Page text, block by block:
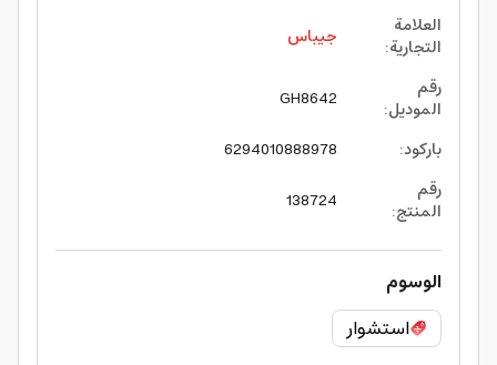
العلامة
التجارية:
جيباس
رقم
الموديل:
GH8642
باركود:
6294010888978
رقم
المنتج:
138724
الوسوم
استشوار